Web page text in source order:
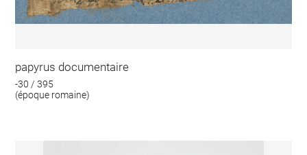
papyrus documentaire
-30 / 395
(époque romaine)